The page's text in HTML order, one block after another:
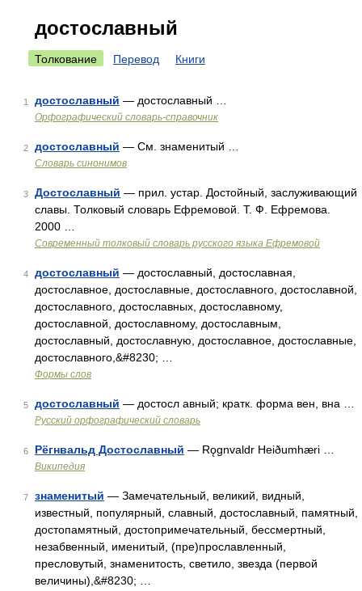
достославный
Толкование Перевод Книги
1 достославный — достославный …
Орфографический словарь-справочник
2 достославный — См. знаменитый …
Словарь синонимов
3 Достославный — прил. устар. Достойный, заслуживающий
славы. Толковый словарь Ефремовой. Т. Ф. Ефремова.
2000 …
Современный толковый словарь русского языка Ефремовой
4 достославный — достославный, достославная,
достославное, достославные, достославного, достославной,
достославного, достославных, достославному,
достославной, достославному, достославным,
достославный, достославную, достославное, достославные,
достославного,&#8230; …
Формы слов
5 достославный — достосл авный; кратк. форма вен, вна …
Русский орфографический словарь
6 Рёгнвальд Достославный — Rǫgnvaldr Heiðumhæri …
Википедия
7 знаменитый — Замечательный, великий, видный,
известный, популярный, славный, достославный, памятный,
достопамятный, достопримечательный, бессмертный,
незабвенный, именитый, (пре)прославленный,
пресловутый, знаменитость, светило, звезда (первой
величины),&#8230; …